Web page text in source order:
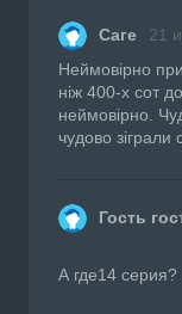
Саге 21
Неймовірно
ніж 400-х сот
неймовірно.
чудово зіграли
Гость
А где14 серия?